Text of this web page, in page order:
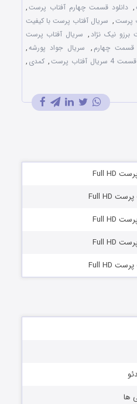
, دانلود قسمت چهارم آفتاب پرست,
پرست, سریال آفتاب پرست با کیفیت
نیک نژاد , سریال آفتاب پرست
قسمت چهارم , سریال جواد پورشه,
قسمت 4 سریال آفتاب پرست , کمدی ,
ها